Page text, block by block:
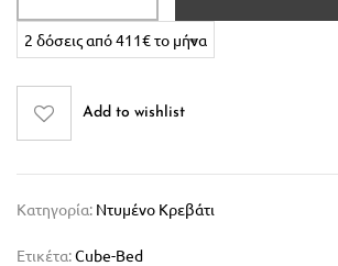
Add to wishlist
Κατηγορία: Ντυμένο Κρεβάτι
Ετικέτα:Cube-Bed